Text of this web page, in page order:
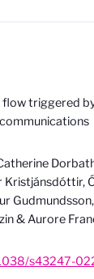
triggered
& Aurore
s43247-